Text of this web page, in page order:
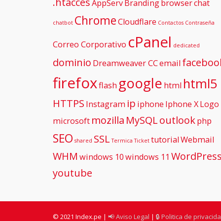
AppServBrandingbrowserchat
chatbot ChromeCloudflare Contactos Contraseña
Correo Corporativo cPanel dedicated
dominio Dreamweaver CCemail
firefoxflash google html html5
HTTPS Instagram ip iphone Iphone XLogo
microsoft mozilla MySQLoutlookphp
SEO shared SSL Termica Ticket tutorialWebmail
WHM windows 10windows 11 WordPress
youtube
© 2021 Index.pe | 📢 Aviso Legal | 🔒 Politica de